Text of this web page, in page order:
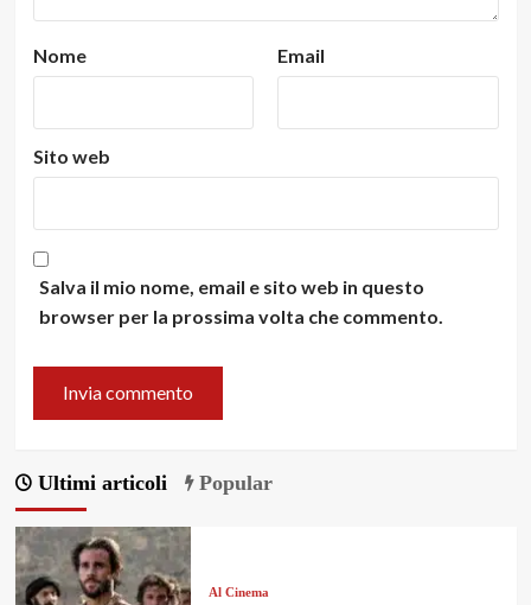
Nome Email
Sito web
Salva il mio nome, email e sito web in questo
browser per la prossima volta che commento.
Ultimi articoli Popular
Al Cinema